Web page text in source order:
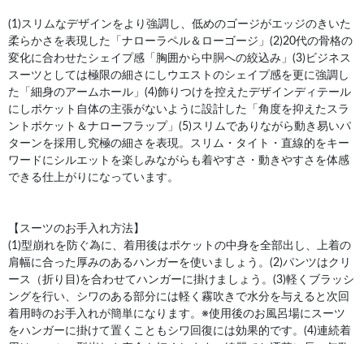
(1)スリムなデザインをより強調し、低めのゴージがエッジのきいた
柔らかさを表現した「ナローラペル＆ローゴージ」(2)20代の骨格の
変化に合わせたシェイプ感「胸囲から中胴への絞込み」(3)ビジネス
スーツとしては極限の細さにしウエストのシェイプ感を更に強調し
た「細身のアームホール」(4)飾りつけを控えたデザインディテール
にしポケット自体の主張がないように設計した「角度を抑えたスラ
ントポケット＆ナローフラップ」(5)スリムでありながら動き易いパ
ターンを採用し究極の細さを表現。スリム・タイト・直線的をキー
ワードにシルエットを楽しみながらも着やすさ・動きやすさを体感
できる仕上がりになっています。
【スーツのお手入れ方法】
(1)型崩れを防ぐ為に、着用後はポケットの中身を全部出し、上着の
肩幅に合った厚みのあるハンガーを使いましょう。(2)パンツはクリ
ース（折り目)を合わせてハンガーに掛けましょう。(3)軽くブラッシ
ングを行い、シワのある部分には軽く霧吹きで水分を与えると次回
着用時のお手入れが簡単になります。※使用後のお風呂場にスーツ
をハンガーに掛けて置くこともシワ回復には効果的です。(4)連続着